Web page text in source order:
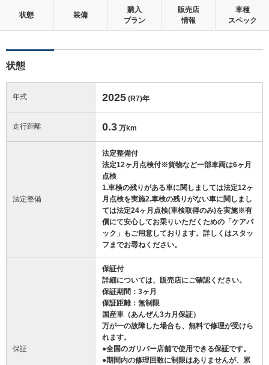
状態 装備
購入
プラン
販売店
情報
車種
スペック
状態
年式 2025 (R7)年
走行距離 0.3 万km
法定整備
法定整備付
法定12ヶ月点検付※貨物など一部車両は6ヶ月
点検
1.車検の残りがある車に関しましては法定12ヶ
月点検を実施2.車検の残りがない車に関しまし
ては法定24ヶ月点検(車検取得のみ)を実施※有
償にて安心してお乗りいただくための「ケアパ
ック」もご用意しております。詳しくはスタッ
フまでお尋ねください。
保証
保証付
詳細については、販売店にご確認ください。
保証期間：3ヶ月
保証距離：無制限
国産車（あんぜん3カ月保証）
万が一の故障した場合も、無料で修理が受けら
れます。
●全国のガリバー店舗で使用できる保証です。
●期間内の修理回数に制限はありませんが、累